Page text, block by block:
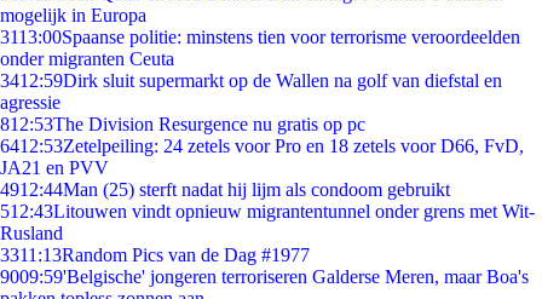
mogelijk in Europa
3113:00Spaanse politie: minstens tien voor terrorisme veroordeelden
onder migranten Ceuta
3412:59Dirk sluit supermarkt op de Wallen na golf van diefstal en
agressie
812:53The Division Resurgence nu gratis op pc
6412:53Zetelpeiling: 24 zetels voor Pro en 18 zetels voor D66, FvD,
JA21 en PVV
4912:44Man (25) sterft nadat hij lijm als condoom gebruikt
512:43Litouwen vindt opnieuw migrantentunnel onder grens met Wit-
Rusland
3311:13Random Pics van de Dag #1977
9009:59'Belgische' jongeren terroriseren Galderse Meren, maar Boa's